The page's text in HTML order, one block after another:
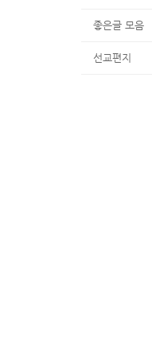
좋은글 모음
선교편지